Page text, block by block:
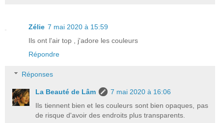
Zélie 7 mai 2020 à 15:59
Ils ont l'air top , j'adore les couleurs
Répondre
Réponses
La Beauté de Lâm
7 mai 2020 à 16:06
Ils tiennent bien et les couleurs sont bien opaques, pas
de risque d'avoir des endroits plus transparents.